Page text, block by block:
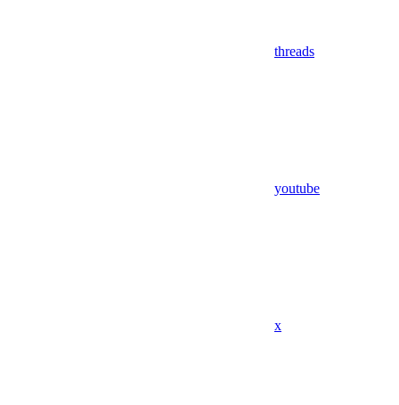
threads
youtube
x